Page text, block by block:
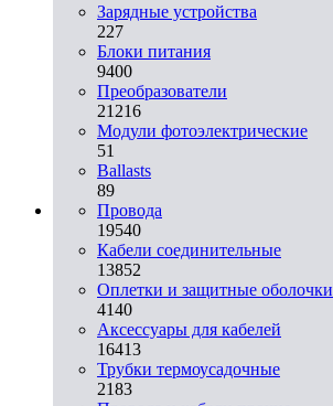
Зарядные устройства
227
Блоки питания
9400
Преобразователи
21216
Модули фотоэлектрические
51
Ballasts
89
Провода
19540
Кабели соединительные
13852
Оплетки и защитные оболочки
4140
Аксессуары для кабелей
16413
Трубки термоусадочные
2183